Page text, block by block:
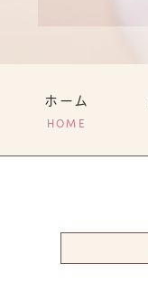
ホーム
HOME